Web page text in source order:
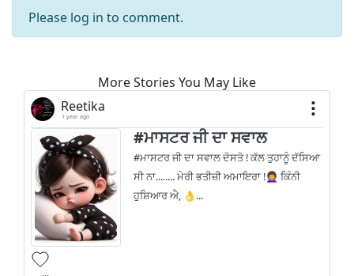
Please log in to comment.
More Stories You May Like
Reetika
1 year ago
#ਮਾਸਟਰ ਜੀ ਦਾ ਸਵਾਲ
#ਮਾਸਟਰ ਜੀ ਦਾ ਸਵਾਲ ਦੋਸਤੋ ! ਕੱਲ ਤੁਹਾਨੂੰ ਦੱਸਿਆ
ਸੀ ਨਾ........ ਮੇਰੀ ਭਤੀਜ਼ੀ ਅਮਾਇਰਾ !👩‍🦱 ਕਿੰਨੀ
ਹੁਸ਼ਿਆਰ ਐ, 👌...